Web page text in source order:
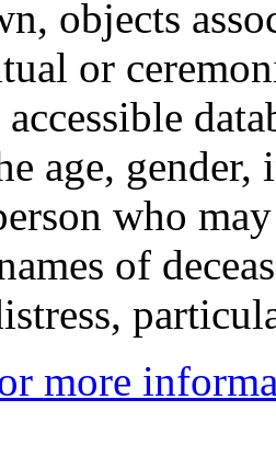
objects
or
age,
who
of
more